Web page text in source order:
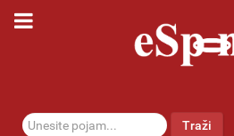
traži... Traži